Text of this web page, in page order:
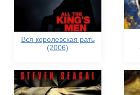
Вся королевская рать
(2006)